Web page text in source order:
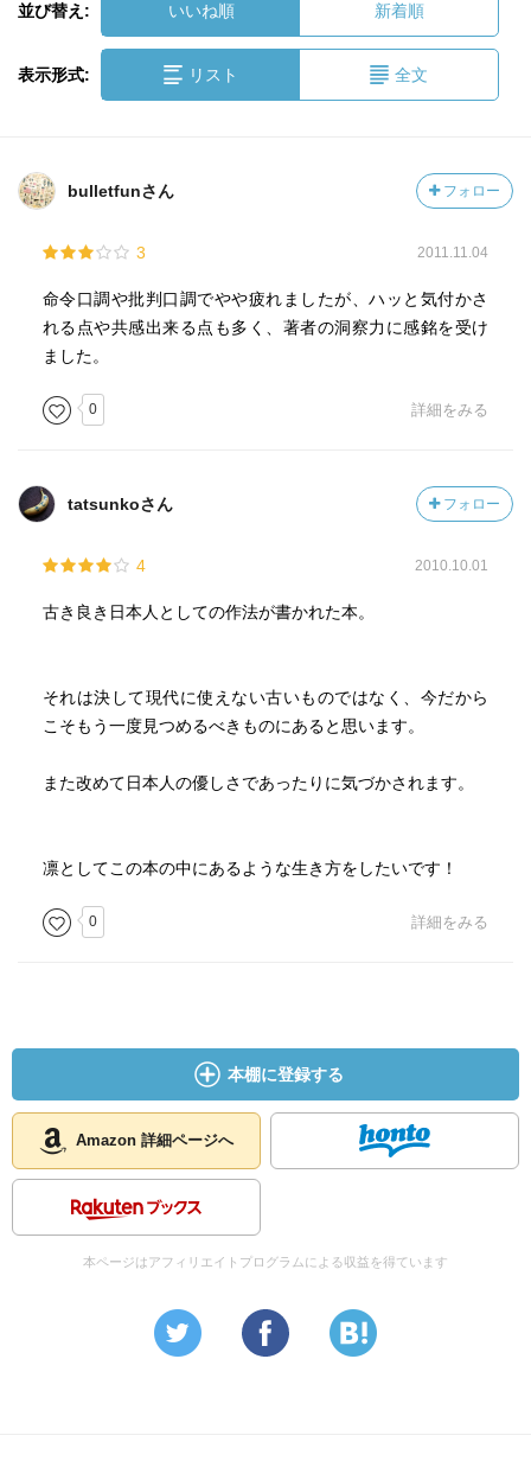
並び替え: いいね順 新着順
表示形式: リスト 全文
bulletfunさん フォロー
3 2011.11.04
命令口調や批判口調でやや疲れましたが、ハッと気付かさ
れる点や共感出来る点も多く、著者の洞察力に感銘を受け
ました。
0 詳細をみる
tatsunkoさん フォロー
4 2010.10.01
古き良き日本人としての作法が書かれた本。
それは決して現代に使えない古いものではなく、今だから
こそもう一度見つめるべきものにあると思います。
また改めて日本人の優しさであったりに気づかされます。
凛としてこの本の中にあるような生き方をしたいです！
0 詳細をみる
本棚に登録する
Amazon 詳細ページへ
本ページはアフィリエイトプログラムによる収益を得ています